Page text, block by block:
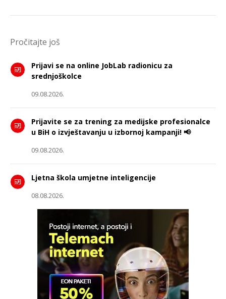
Pročitajte još
Prijavi se na online JobLab radionicu za
srednjoškolce
09.08.2026.
Prijavite se za trening za medijske profesionalce
u BiH o izvještavanju u izbornoj kampanji! 📢
09.08.2026.
Ljetna škola umjetne inteligencije
08.08.2026.